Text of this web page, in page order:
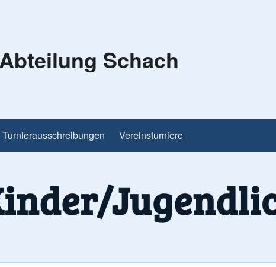
Schach
Turnierausschreibungen Vereinsturniere